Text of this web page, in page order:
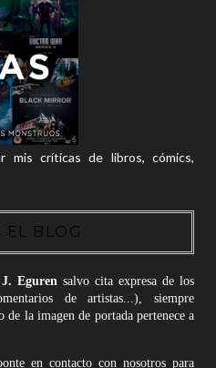
mis críticas de libros, cómics,
EL BLOG
J. Egurensalvo cita expresa de los
de artistas...), siempre
la imagen de portada pertenece a
en contacto con nosotros para